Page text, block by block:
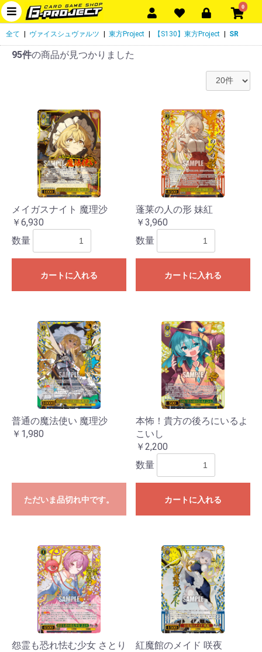
0
全て ヴァイスシュヴァルツ 東方Project 【S130】東方Project SR
95件の商品が見つかりました
メイガスナイト 魔理沙
￥6,930
数量
カートに入れる
蓬莱の人の形 妹紅
￥3,960
数量
カートに入れる
普通の魔法使い 魔理沙
￥1,980
ただいま品切れ中です。
本怖！貴方の後ろにいるよ
こいし
￥2,200
数量
カートに入れる
怨霊も恐れ怯む少女 さとり
紅魔館のメイド 咲夜